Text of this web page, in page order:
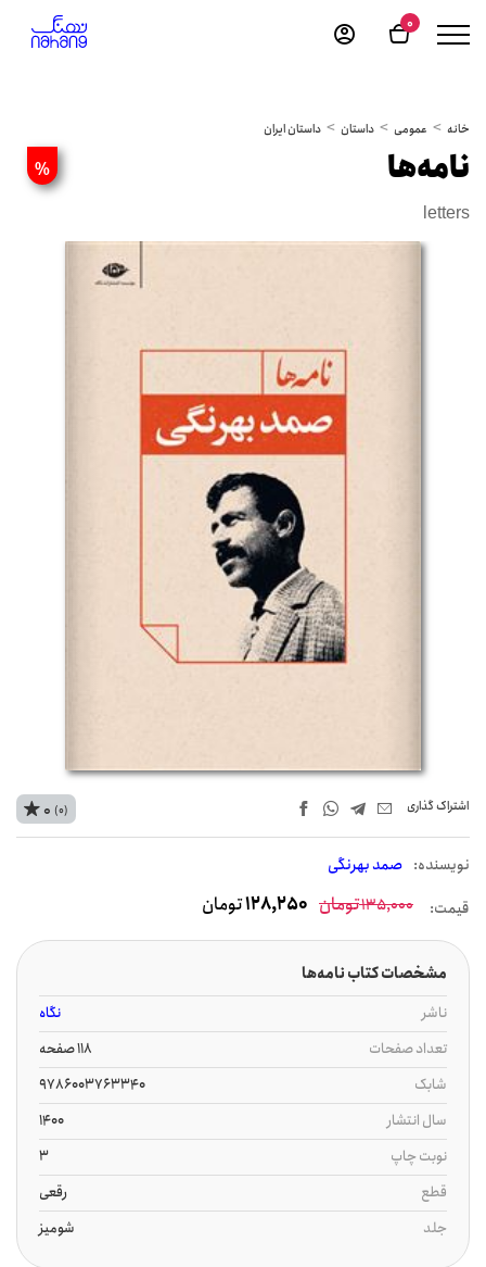
0
خانه عمومی داستان داستان ایران
% نامه‌ها
letters
اشتراک‌ گذاری
نويسنده: صمد بهرنگی
0 (0)
قیمت: 135,000تومان 128,250تومان
مشخصات کتاب نامه‌ها
ناشر
نگاه
تعداد صفحات
118 صفحه
شابک
9786003763340
سال انتشار
1400
نوبت چاپ
3
قطع
رقعی
جلد
شومیز